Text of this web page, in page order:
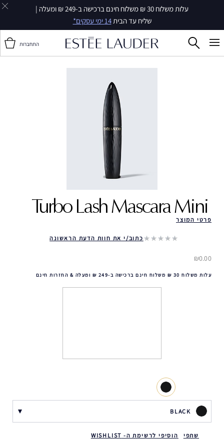
עלות משלוח 30 ₪ משלוח חינם ברכישה ב-249 ₪ ומעלה |
שליח עד הבית14 ימי עסקים*
התחברות
Turbo Lash Mascara Mini ‎
פרטי המוצר
כתוב/י את חוות הדעת הראשונה
₪0.00
עלות משלוח 30 ₪ משלוח חינם ברכישה ב-249 ₪ ומעלה & החזרות חינם
BLACK
שתפי הוסיפי לרשימת ה- WISHLIST